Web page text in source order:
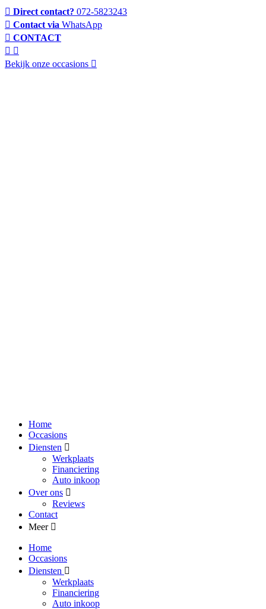
Direct contact? 072-5823243
Contact via WhatsApp
CONTACT
Bekijk onze occasions
Home
Occasions
Diensten
Werkplaats
Financiering
Auto inkoop
Over ons
Reviews
Contact
Meer
Home
Occasions
Diensten
Werkplaats
Financiering
Auto inkoop